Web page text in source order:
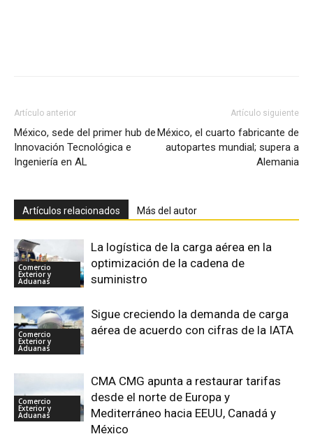
Artículo anterior
México, sede del primer hub de
Innovación Tecnológica e
Ingeniería en AL
Artículo siguiente
México, el cuarto fabricante de
autopartes mundial; supera a
Alemania
Artículos relacionados Más del autor
Comercio
Exterior y
Aduanas
La logística de la carga aérea en la
optimización de la cadena de
suministro
Comercio
Exterior y
Aduanas
Sigue creciendo la demanda de carga
aérea de acuerdo con cifras de la IATA
Comercio
Exterior y
Aduanas
CMA CMG apunta a restaurar tarifas
desde el norte de Europa y
Mediterráneo hacia EEUU, Canadá y
México